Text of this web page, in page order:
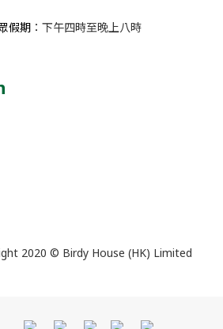
假期 ：下午四時至晚上八時
2020 © Birdy House (HK) Limited